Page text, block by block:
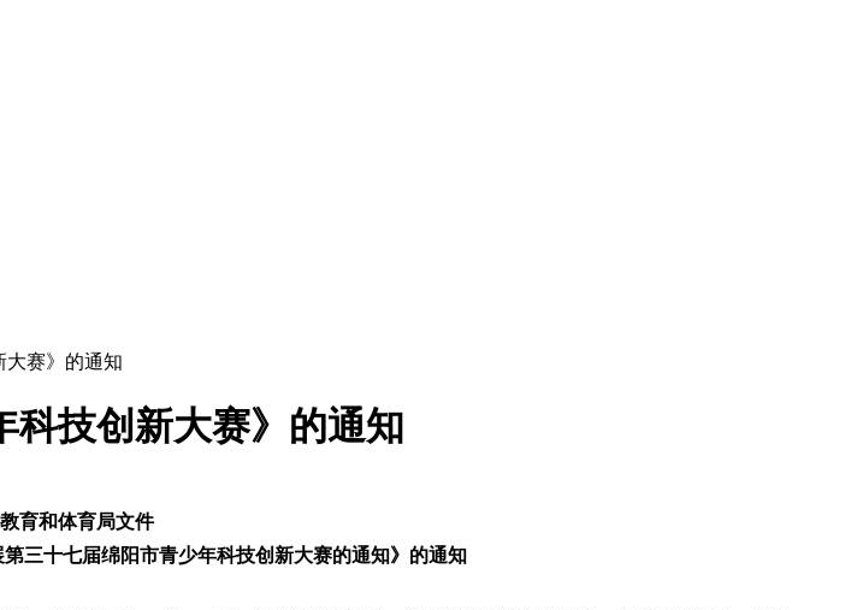
大赛》的通知
科技创新大赛》的通知
育和体育局文件
三十七届绵阳市青少年科技创新大赛的通知》的通知